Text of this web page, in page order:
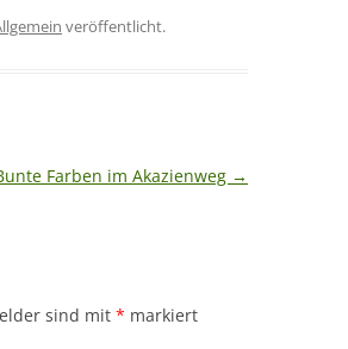
veröffentlicht.
Farben im Akazienweg →
sind mit * markiert